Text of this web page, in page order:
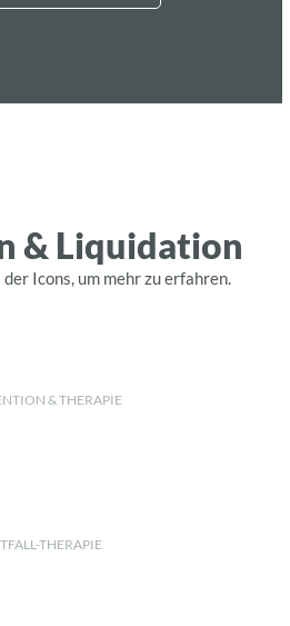
& Liquidation
Icons, um mehr zu erfahren.
& THERAPIE
THERAPIE